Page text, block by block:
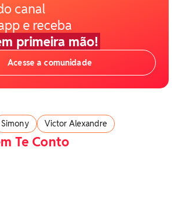
canal
e receba
primeira mão!
Acesse a comunidade
Simony Victor Alexandre
Te Conto